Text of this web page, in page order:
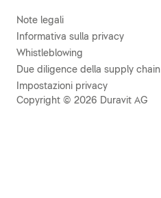
Note legali
Informativa sulla privacy
Whistleblowing
Due diligence della supply chain
Impostazioni privacy
Copyright © 2026 Duravit AG